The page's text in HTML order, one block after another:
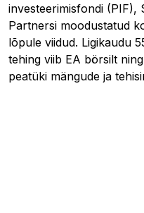
investeerimisfondi (PIF),
Partnersi moodustatud
lõpule viidud. Ligikaudu
tehing viib EA börsilt
peatüki mängude ja